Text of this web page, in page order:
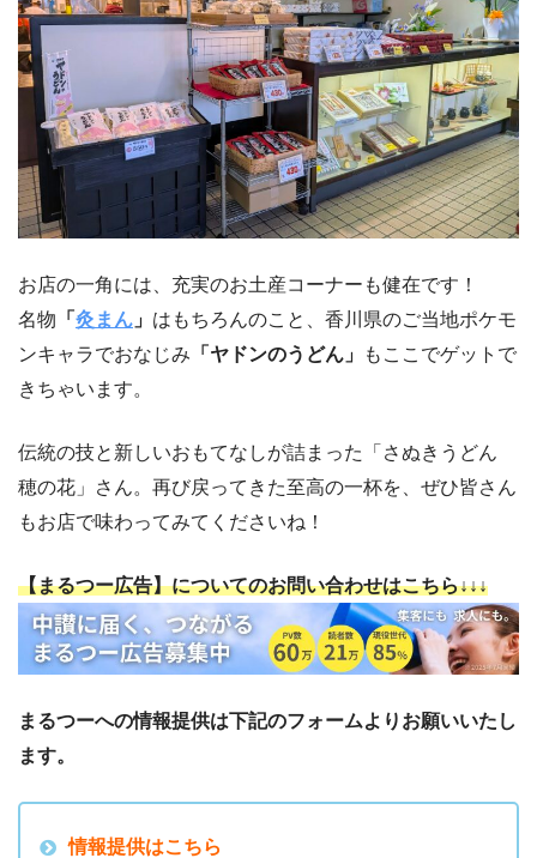
お店の一角には、充実のお土産コーナーも健在です！
名物 「 灸まん 」 はもちろんのこと、香川県のご当地ポケモ
ンキャラでおなじみ 「ヤドンのうどん」
もここでゲットで
きちゃいます。
伝統の技と新しいおもてなしが詰まった「さぬきうどん
穂の花」さん。再び戻ってきた至高の一杯を、ぜひ皆さん
もお店で味わってみてくださいね！
【まるつー広告】についてのお問い合わせはこちら↓↓↓
まるつーへの情報提供は下記のフォームよりお願いいたし
ます。
情報提供はこちら